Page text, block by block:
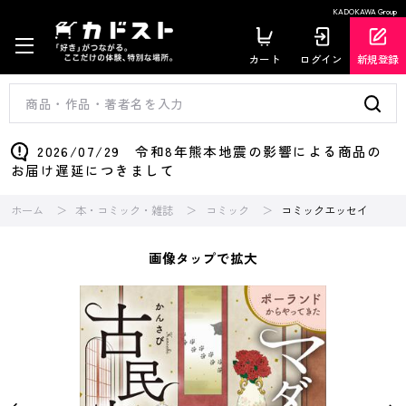
KADOKAWA Group
カート ログイン 新規登録
2026/07/29 令和8年熊本地震の影響による商品の
お届け遅延につきまして
ホーム 本・コミック・雑誌 コミック コミックエッセイ
画像タップで拡大